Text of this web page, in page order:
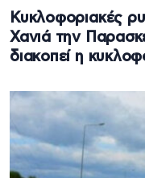
Κυκλοφοριακές
Χανιά την
διακοπεί η